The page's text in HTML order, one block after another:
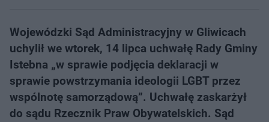
Wojewódzki Sąd Administracyjny w Gliwicach
uchylił we wtorek, 14 lipca uchwałę Rady Gminy
Istebna „w sprawie podjęcia deklaracji w
sprawie powstrzymania ideologii LGBT przez
wspólnotę samorządową”. Uchwałę zaskarżył
do sądu Rzecznik Praw Obywatelskich. Sąd